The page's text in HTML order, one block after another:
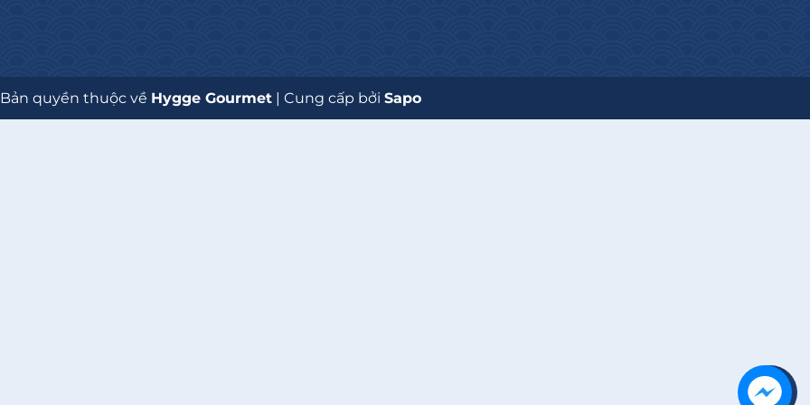
quyền thuộc về Hygge Gourmet | Cung cấp bởi Sapo
Liên hệ